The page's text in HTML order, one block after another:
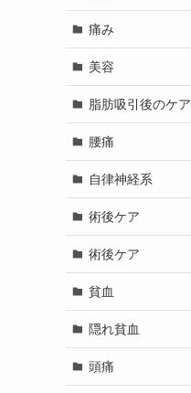
痛み
美容
脂肪吸引後のケア
腰痛
自律神経系
術後ケア
術後ケア
貧血
隠れ貧血
頭痛